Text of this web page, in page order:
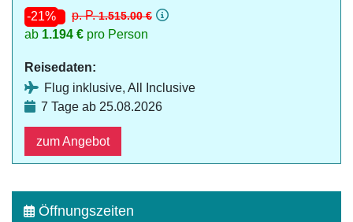
-21% p. P.1.515.00 €
ab 1.194 € pro Person
Reisedaten:
Flug inklusive, All Inclusive
7 Tage ab 25.08.2026
zum Angebot
Öffnungszeiten